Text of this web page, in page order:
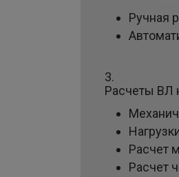
Ручная
Расчеты ВЛ
Расчет
Расчет